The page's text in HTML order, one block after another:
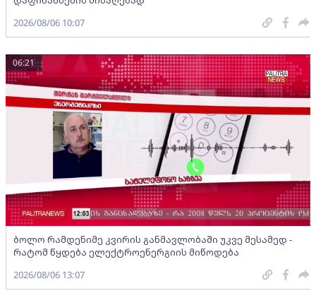
2026/08/06 10:07
ბოლო რამდენიმე კვირის განმავლობაში უკვე მესამედ -
რატომ წყდება ელექტროენერგიის მიწოდება
06:21
2026/08/06 13:07